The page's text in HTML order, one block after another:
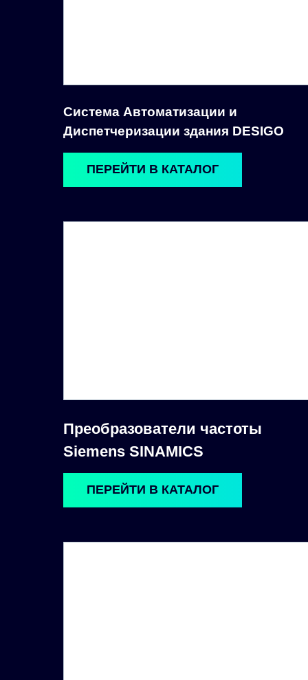
Система Автоматизации и
Диспетчеризации здания DESIGO
ПЕРЕЙТИ В КАТАЛОГ
Преобразователи частоты
Siemens SINAMICS
ПЕРЕЙТИ В КАТАЛОГ